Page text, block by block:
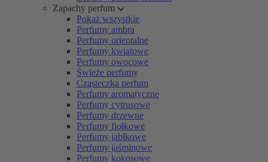
Zapachy perfum
Pokaż wszystkie
Perfumy ambra
Perfumy orientalne
Perfumy kwiatowe
Perfumy owocowe
Świeże perfumy
Cząsteczka perfum
Perfumy aromatyczne
Perfumy cytrusowe
Perfumy drzewne
Perfumy fiołkowe
Perfumy jabłkowe
Perfumy jaśminowe
Perfumy kokosowe